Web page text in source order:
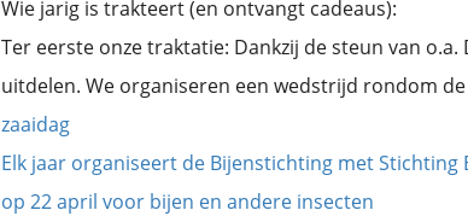
Wie jarig is trakteert (en ontvangt cadeaus):
Ter eerste onze traktatie: Dankzij de steun van
uitdelen. We organiseren een wedstrijd rondom
zaaidag
Elk jaar organiseert de Bijenstichting met
op 22 april voor bijen en andere insecten